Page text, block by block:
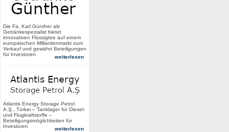
Die Fa. Karl Günther als
Getränkespezialist bietet
innovativen Flüssigtee auf einem
europäischen Milliardenmarkt zum
Verkauf und gewährt Beteiligungen
für Investoren
weiterlesen
Atlantis Energy Storage Petrol
A.Ş., Türkei – Tanklager für Diesel-
und Flugkraftstoffe –
Beteiligungsmöglichkeiten für
Investoren
weiterlesen